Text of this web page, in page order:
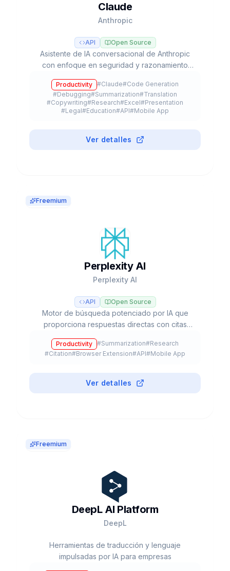
Claude
Anthropic
API Open Source
Asistente de IA conversacional de Anthropic
con enfoque en seguridad y razonamiento
flujos de trabajo agénticos con modelos Opus,
Sonnet y Haiku.
Productivity #Claude#Code Generation
#Debugging#Summarization#Translation
#Copywriting#Research#Excel#Presentation
#Legal#Education#API#Mobile App
Ver detalles
Freemium
Perplexity AI
Perplexity AI
API Open Source
Motor de búsqueda potenciado por IA que
proporciona respuestas directas con citas
automatizada y acceso a múltiples modelos LLM
como GPT-5, Claude y Gemini.
Productivity #Summarization#Research
#Citation#Browser Extension#API#Mobile App
Ver detalles
Freemium
DeepL AI Platform
DeepL
Herramientas de traducción y lenguaje
impulsadas por IA para empresas